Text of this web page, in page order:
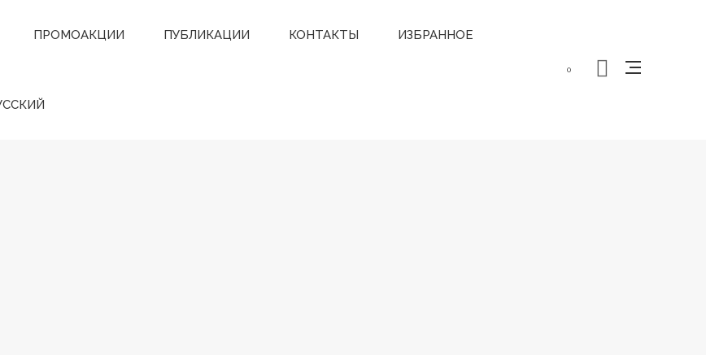
ПРОМОАКЦИИ ПУБЛИКАЦИИ КОНТАКТЫ ИЗБРАННОЕ
0